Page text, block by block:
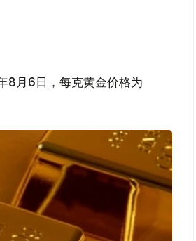
8月6日，每克黄金价格为